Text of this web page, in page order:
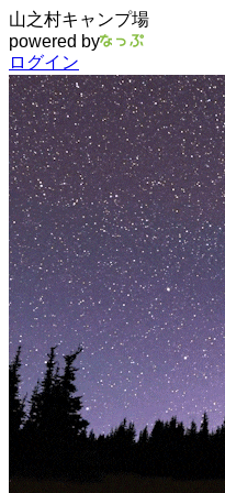
山之村キャンプ場
powered by
ログイン